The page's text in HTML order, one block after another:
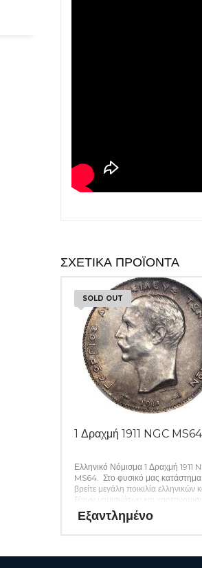
ΣΧΕΤΙΚΆ ΠΡΟΪΌΝΤΑ
SOLD OUT
1 Δραχμή 1911 NGC MS64
Ελληνικό Νόμισμα 1 Δραχμή 1911
MS64. Στο φυσικό μας
βρείτε μεγάλη ποικιλία ελληνικών
ξένων νομισμάτων και
καθώς και όλα τα απαραίτητα
για την συλλογή σας. (Κωδ. 46)
Εξαντλημένο